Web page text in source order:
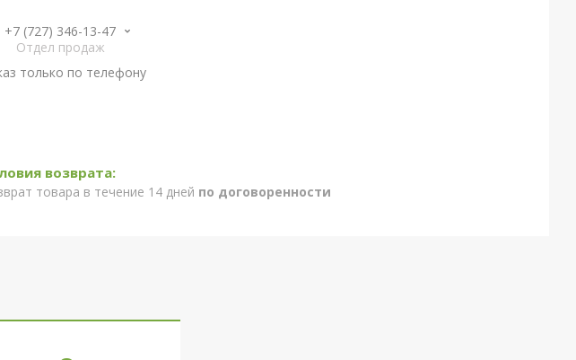
+7 (727) 346-13-47
Отдел продаж
только по телефону
товара в течение 14 дней по договоренности